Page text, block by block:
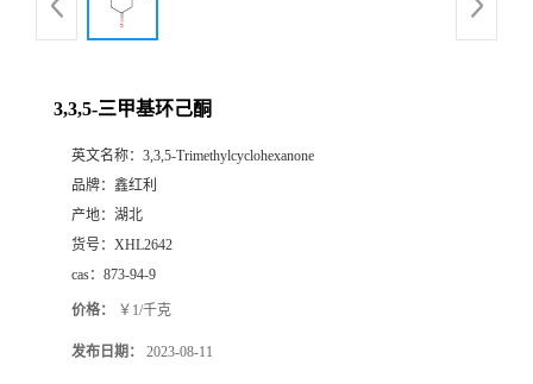
3,3,5-三甲基环己酮
英文名称： 3,3,5-Trimethylcyclohexanone
品牌： 鑫红利
产地： 湖北
货号： XHL2642
cas： 873-94-9
价格： ￥1/千克
发布日期： 2023-08-11